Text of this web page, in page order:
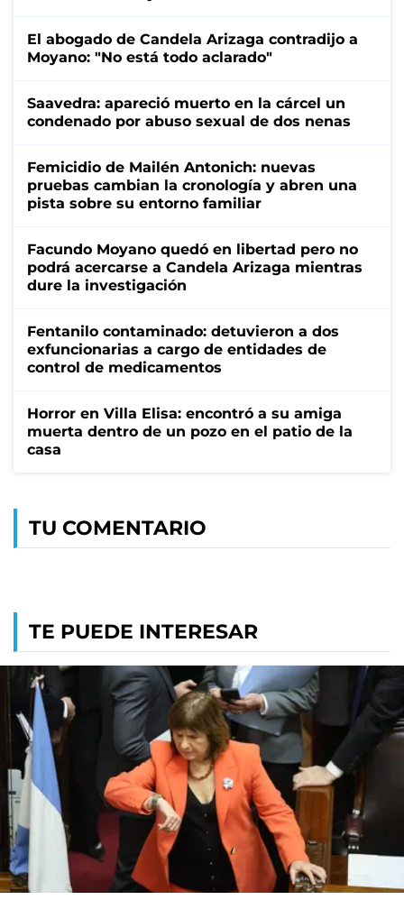
El abogado de Candela Arizaga contradijo a
Moyano: "No está todo aclarado"
Saavedra: apareció muerto en la cárcel un
condenado por abuso sexual de dos nenas
Femicidio de Mailén Antonich: nuevas
pruebas cambian la cronología y abren una
pista sobre su entorno familiar
Facundo Moyano quedó en libertad pero no
podrá acercarse a Candela Arizaga mientras
dure la investigación
Fentanilo contaminado: detuvieron a dos
exfuncionarias a cargo de entidades de
control de medicamentos
Horror en Villa Elisa: encontró a su amiga
muerta dentro de un pozo en el patio de la
casa
TU COMENTARIO
TE PUEDE INTERESAR